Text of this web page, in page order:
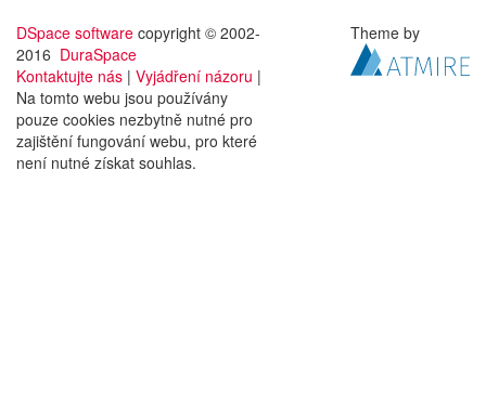
DSpace software copyright © 2002-
2016 DuraSpace
Kontaktujte nás | Vyjádření názoru |
Na tomto webu jsou používány
pouze cookies nezbytně nutné pro
zajištění fungování webu, pro které
není nutné získat souhlas.
Theme by